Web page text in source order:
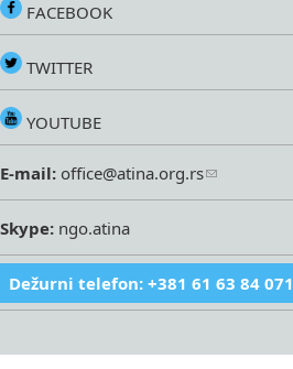
FACEBOOK
TWITTER
YOUTUBE
E-mail: office@atina.org.rs
Skype: ngo.atina
Dežurni telefon: +381 61 63 84 071